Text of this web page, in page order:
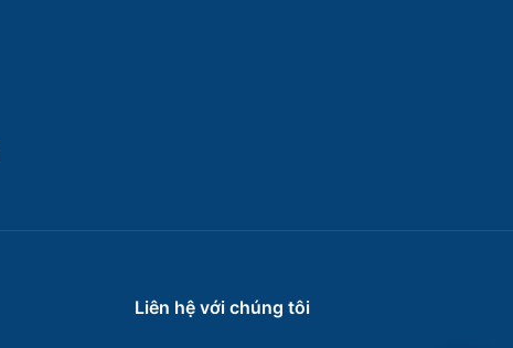
Liên hệ với chúng tôi